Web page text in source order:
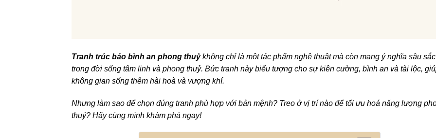
Tranh trúc báo bình an phong thuỷkhông chỉ là một tác phẩm nghệ thuật mà còn mang ý nghĩa sâu sắc
trong đời sống tâm linh và phong thuỷ. Bức tranh này biểu tượng cho sự kiên cường, bình an và tài lộc,
không gian sống thêm hài hoà và vượng khí.
Nhưng làm sao để chọn đúng tranh phù hợp với bản mệnh? Treo ở vị trí nào để tối ưu hoá năng lượng
thuỷ? Hãy cùng mình khám phá ngay!